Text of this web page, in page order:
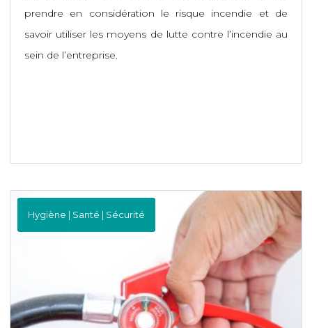
prendre en considération le risque incendie et de
savoir utiliser les moyens de lutte contre l’incendie au
sein de l’entreprise.
Hygiène | Santé | Sécurité